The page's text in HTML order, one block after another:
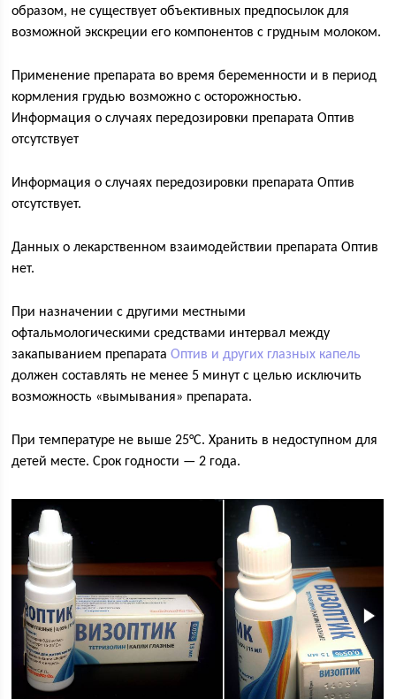
образом, не существует объективных предпосылок для
возможной экскреции его компонентов с грудным молоком.
Применение препарата во время беременности и в период
кормления грудью возможно с осторожностью.
Информация о случаях передозировки препарата Оптив
отсутствует
Информация о случаях передозировки препарата Оптив
отсутствует.
Данных о лекарственном взаимодействии препарата Оптив
нет.
При назначении с другими местными
офтальмологическими средствами интервал между
закапыванием препаратаОптив и других глазных капель
должен составлять не менее 5 минут с целью исключить
возможность «вымывания» препарата.
При температуре не выше 25°С. Хранить в недоступном для
детей месте. Срок годности — 2 года.